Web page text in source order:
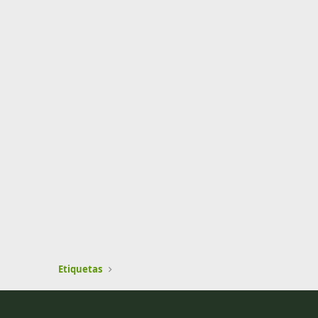
Etiquetas